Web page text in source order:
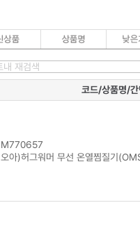
코드/상품명/간
M770657
오아)허그워머 무선 온열찜질기